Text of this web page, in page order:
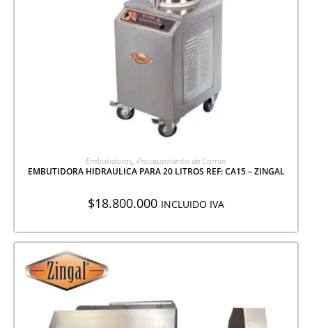
AGREGAR A COTIZACIÓN
Embutidoras, Procesamiento de Carnes
EMBUTIDORA HIDRAULICA PARA 20 LITROS REF: CA15 – ZINGAL
$18.800.000 INCLUIDO IVA